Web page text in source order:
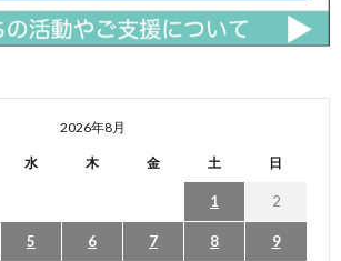
2026年8月
水 木 金 土 日
1 2
5 6 7 8 9